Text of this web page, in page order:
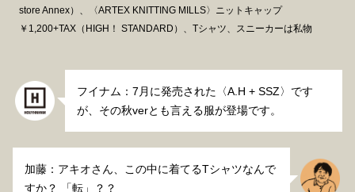
store Annex）、〈ARTEX KNITTING MILLS〉ニットキャップ
￥1,200+TAX（HIGH！ STANDARD）、Tシャツ、スニーカーは私物
フイナム：7月に発売された〈A.H + SSZ〉です
が、その秋verとも言える服が登場です。
加藤：アキオさん、この中に着てるTシャツなんで
すか？ 「転」？？